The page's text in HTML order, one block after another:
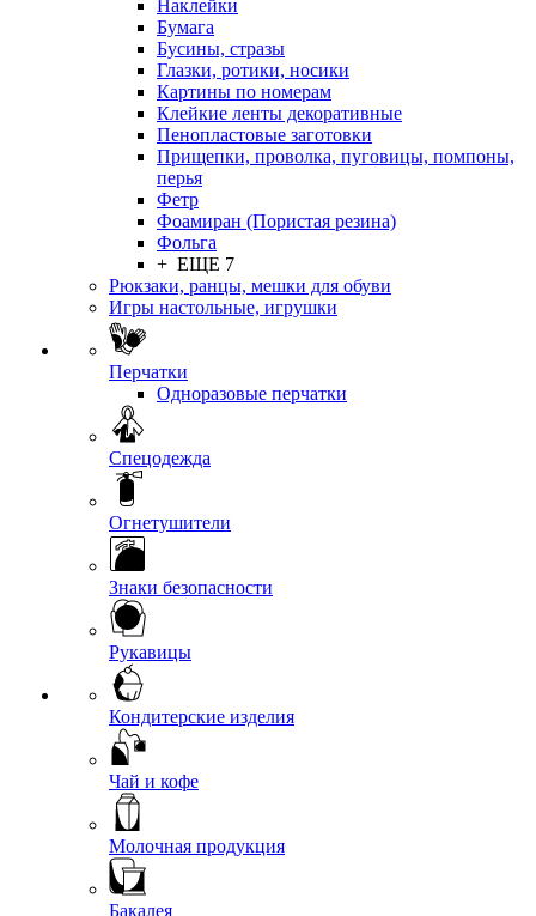
Наклейки
Бумага
Бусины, стразы
Глазки, ротики, носики
Картины по номерам
Клейкие ленты декоративные
Пенопластовые заготовки
Прищепки, проволка, пуговицы, помпоны,
перья
Фетр
Фоамиран (Пористая резина)
Фольга
+ ЕЩЕ 7
Рюкзаки, ранцы, мешки для обуви
Игры настольные, игрушки
Перчатки
Одноразовые перчатки
Спецодежда
Огнетушители
Знаки безопасности
Рукавицы
Кондитерские изделия
Чай и кофе
Молочная продукция
Бакалея